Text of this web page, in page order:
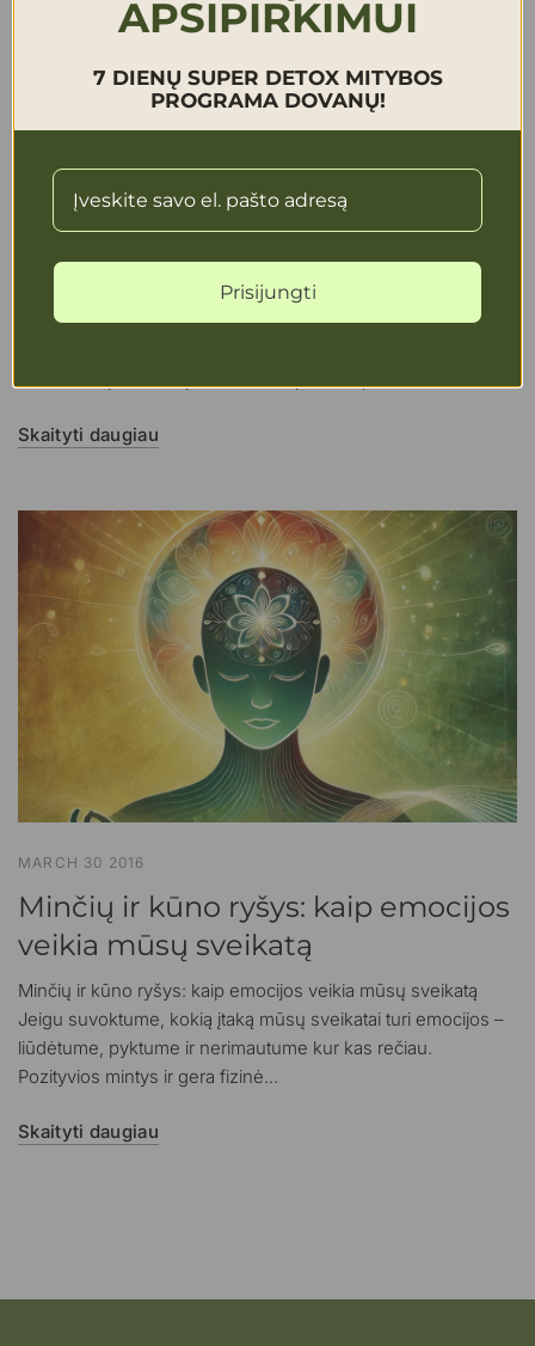
SEPTEMBER 11 2025
Kūno ir proto darną lydinti
savirealizacija
„Sveikame kūne – sveika siela“ (mens sana in corpore sano)
Skaityti daugiau
MARCH 30 2016
Minčių ir kūno ryšys: kaip emocijos
veikia mūsų sveikatą
Minčių ir kūno ryšys: kaip emocijos veikia mūsų sveikatą
Jeigu suvoktume, kokią įtaką mūsų sveikatai turi emocijos –
liūdėtume, pyktume ir nerimautume kur kas rečiau.
Pozityvios mintys ir gera fizinė...
Skaityti daugiau
APSIPIRKIMUI
7 DIENŲ SUPER DETOX MITYBOS
PROGRAMA DOVANŲ!
Prisijungti